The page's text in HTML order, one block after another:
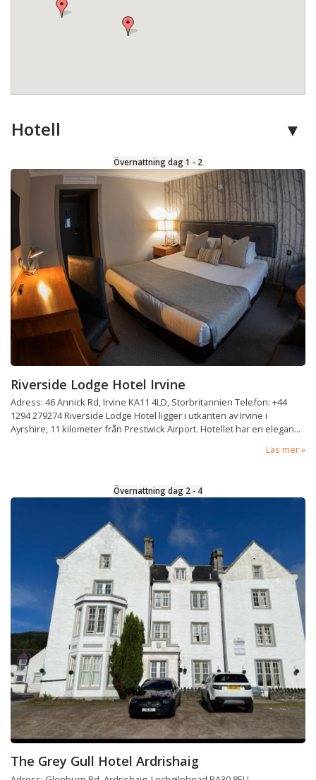
Hotell
Övernattning dag 1 - 2
Riverside Lodge Hotel Irvine
Adress: 46 Annick Rd, Irvine KA11 4LD, Storbritannien Telefon: +44
1294 279274 Riverside Lodge Hotel ligger i utkanten av Irvine i
Ayrshire, 11 kilometer från Prestwick Airport. Hotellet har en elegan...
Läs mer
Övernattning dag 2 - 4
The Grey Gull Hotel Ardrishaig